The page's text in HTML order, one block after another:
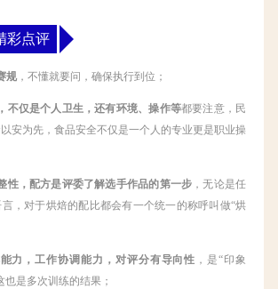
彩点评
规，不懂就要问，确保执行到位；
不仅是个人卫生，还有环境、操作等都要注意，民
安为先，食品安全不仅是一个人的专业更是职业操
性，配方是评委了解选手作品的第一步 ，无论是任
，对于烘焙的配比都会有一个统一的称呼叫做“烘
力，工作协调能力，对评分有导向性 ，是“印象
也是多次训练的结果 ；